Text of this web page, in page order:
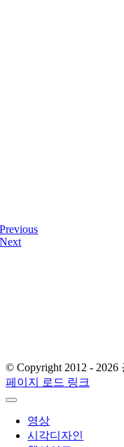
Previous
Next
© Copyright 2012 - 2026
페이지 로드 링크
영상
시각디자인